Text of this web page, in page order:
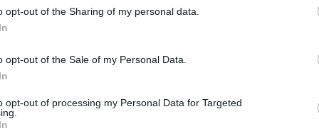
opt-out of the Sharing of my personal data.
opt-out of the Sale of my Personal Data.
opt-out of processing my Personal Data for Targeted
felnőtteket?
el, hogy a következő fordulóra kik mehetnek
és szavazhat a közönség is. De maga
Pávában. Maguk a bemutatók pedig a
nekik való, természetes világot tudnak maguk
teremtve így.